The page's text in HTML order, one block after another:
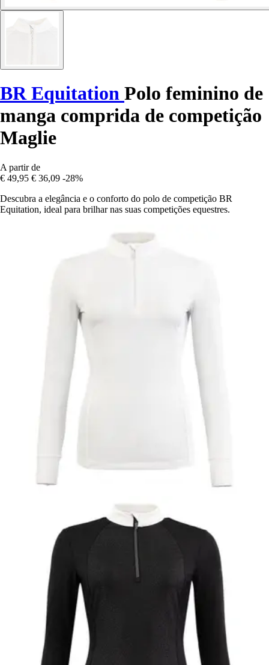
BR Equitation Polo feminino de
manga comprida de competição
Maglie
A partir de
€ 49,95 € 36,09 -28%
Descubra a elegância e o conforto do polo de competição BR
Equitation, ideal para brilhar nas suas competições equestres.